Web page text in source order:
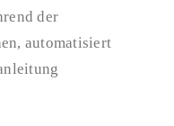
der
automatisiert